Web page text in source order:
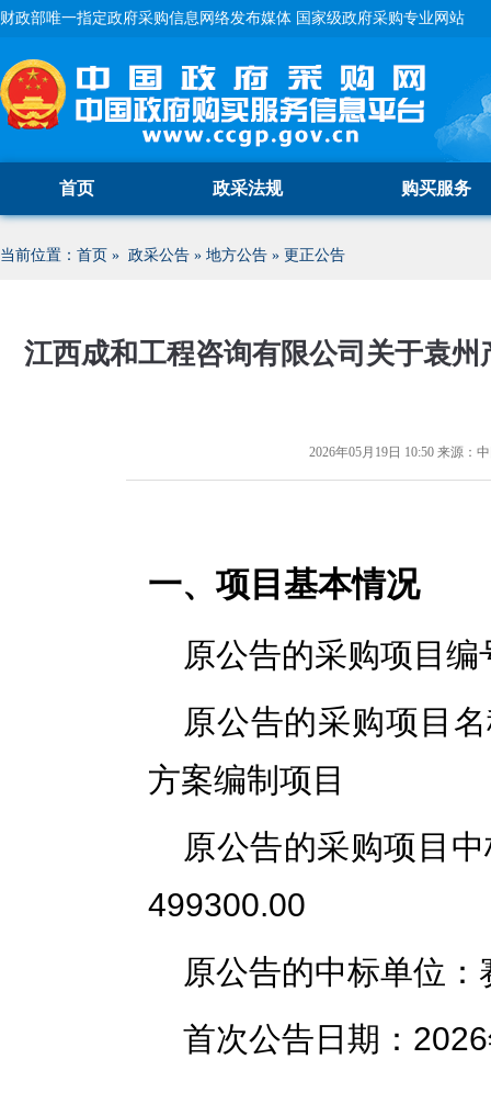
财政部唯一指定政府采购信息网络发布媒体 国家级政府采购专业网站
首页 政采法规 购买服务
当前位置： 首页 » 政采公告 » 地方公告 » 更正公告
江西成和工程咨询有限公司关于袁
2026年05月19日 10:50 来源：
一、项目基本情况
原公告的采购项目
原公告的采购项目
方案编制项目
原公告的采购项目
499300.00
原公告的中标单位
首次公告日期：